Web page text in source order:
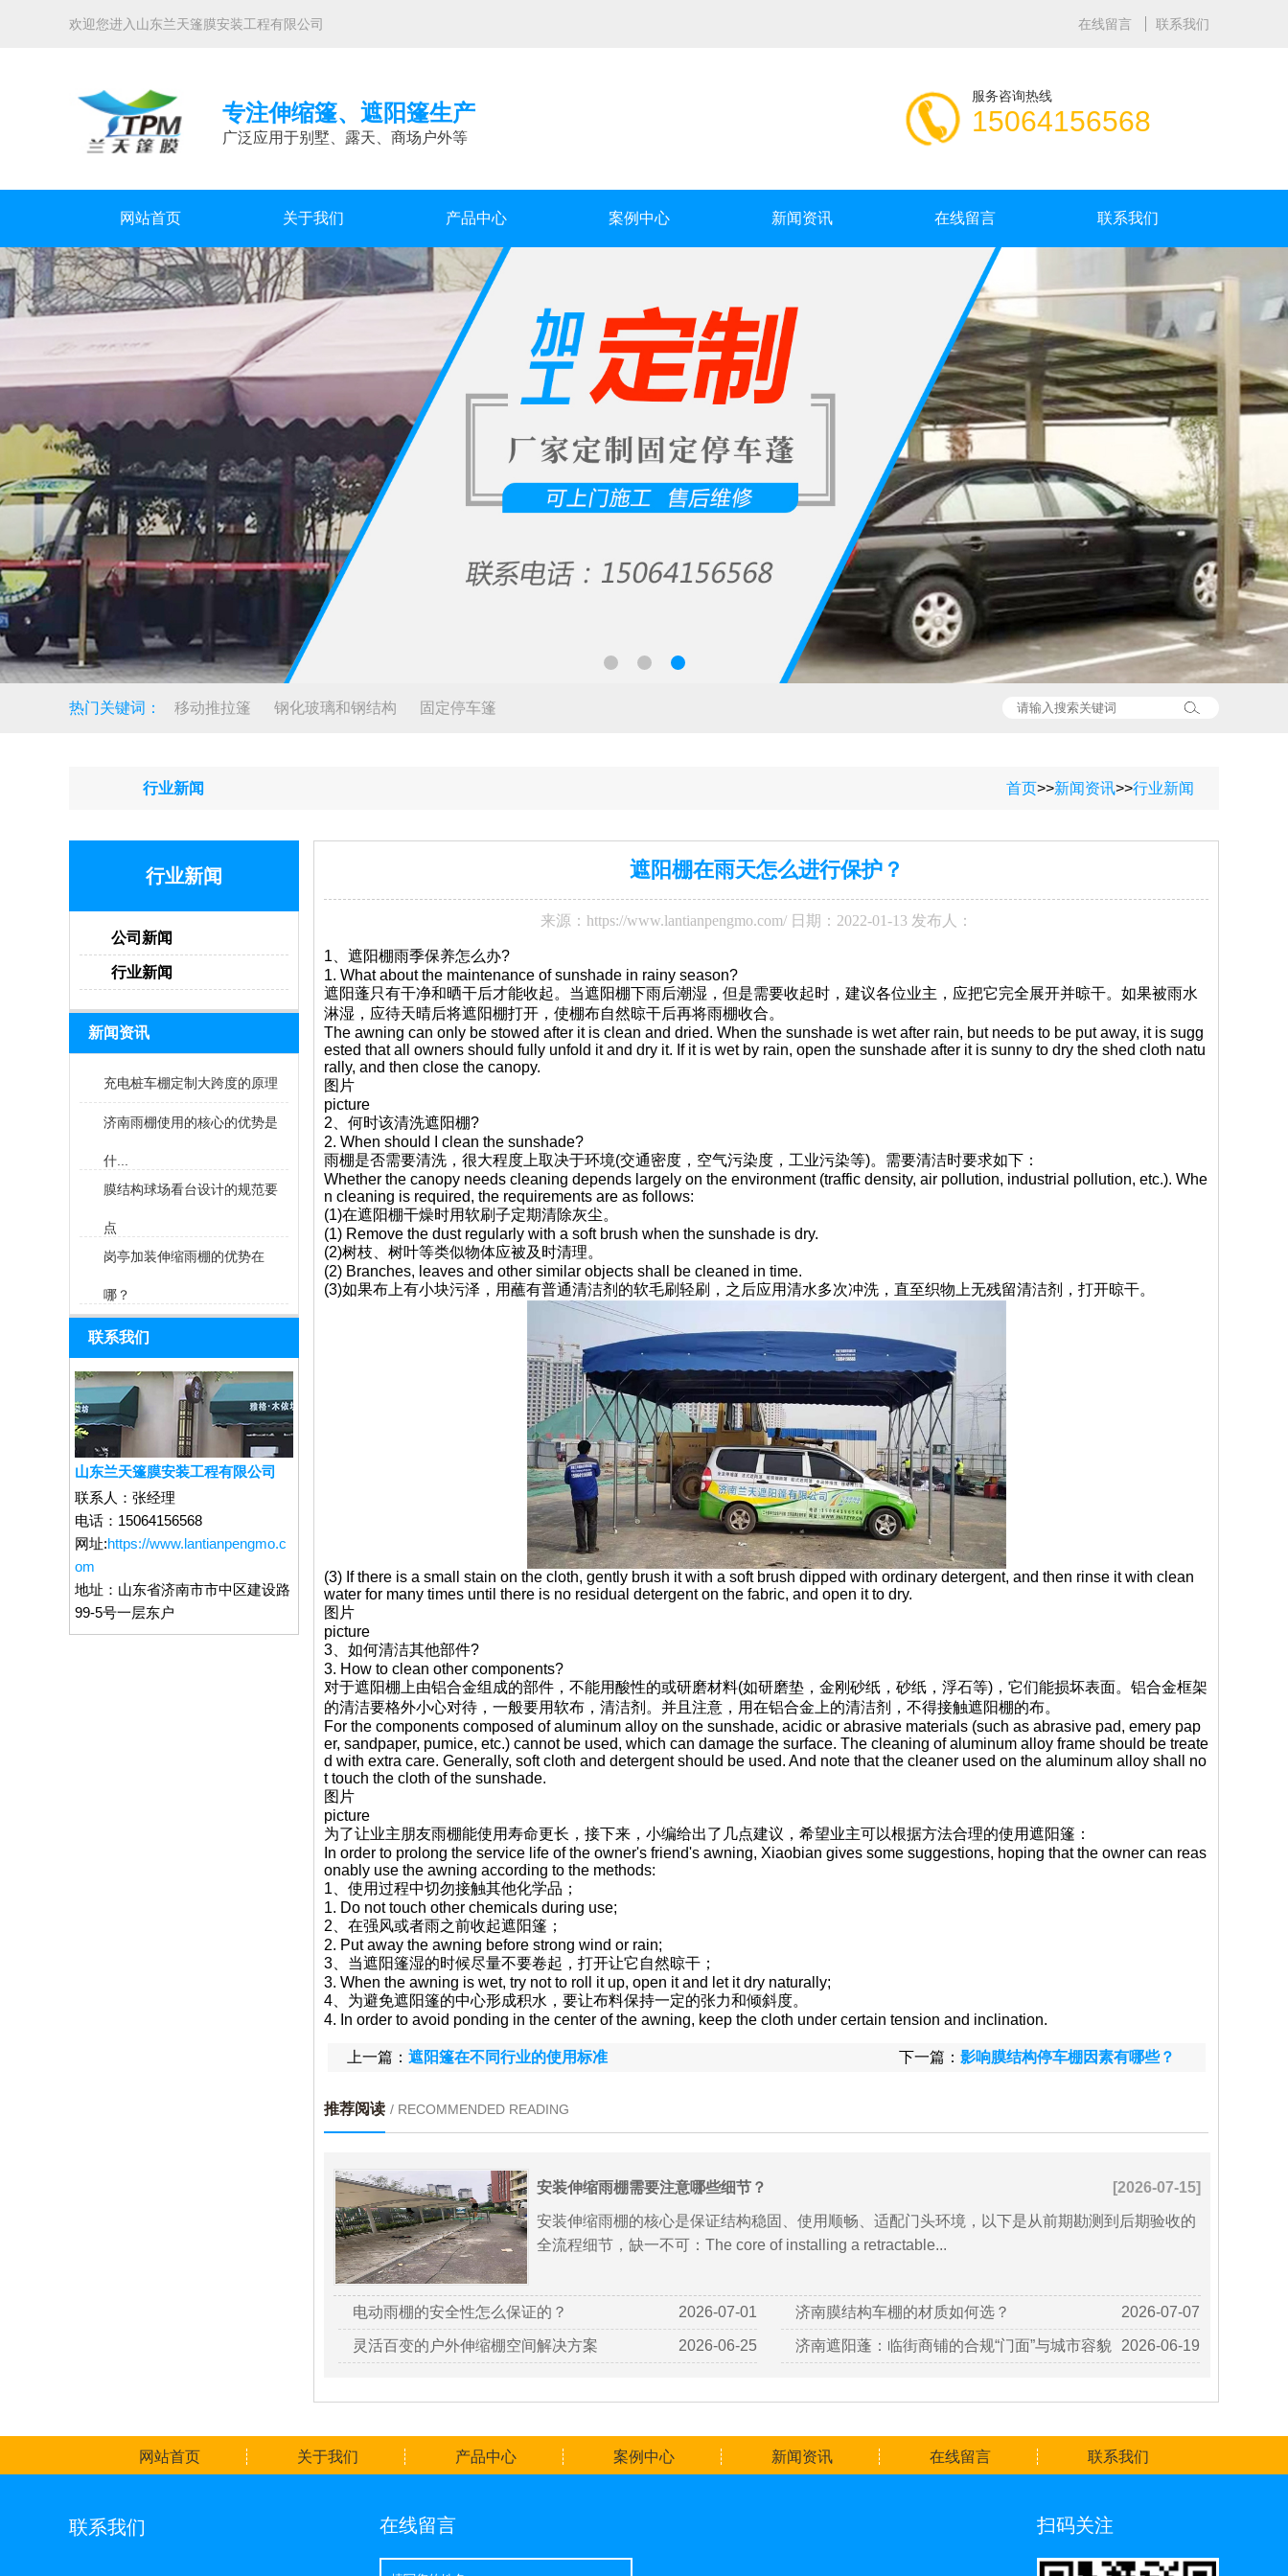
欢迎您进入山东兰天篷膜安装工程有限公司 在线留言 联系我们
专注伸缩篷、遮阳篷生产
广泛应用于别墅、露天、商场户外等
服务咨询热线
15064156568
网站首页 关于我们 产品中心 案例中心 新闻资讯 在线留言 联系我们
热门关键词： 移动推拉篷 钢化玻璃和钢结构 固定停车篷
行业新闻 首页>>新闻资讯>>行业新闻
行业新闻
公司新闻
行业新闻
新闻资讯
充电桩车棚定制大跨度的原理
济南雨棚使用的核心的优势是
什...
膜结构球场看台设计的规范要
点
岗亭加装伸缩雨棚的优势在
哪？
联系我们
山东兰天篷膜安装工程有限公司
联系人： 张经理
电话： 15064156568
网址:https://www.lantianpengmo.c
om
地址： 山东省济南市市中区建设路
99-5号一层东户
遮阳棚在雨天怎么进行保护？
来源： https://www.lantianpengmo.com/ 日期：2022-01-13 发布人：
1、遮阳棚雨季保养怎么办?
1. What about the maintenance of sunshade in rainy season?
遮阳蓬只有干净和晒干后才能收起。当遮阳棚下雨后潮湿，但是需要收起时，建议各位业主，应把它完全展开并晾干。如果被雨水
淋湿，应待天晴后将遮阳棚打开，使棚布自然晾干后再将雨棚收合。
The awning can only be stowed after it is clean and dried. When the sunshade is wet after rain, but needs to be put away, it is sugg
ested that all owners should fully unfold it and dry it. If it is wet by rain, open the sunshade after it is sunny to dry the shed cloth natu
rally, and then close the canopy.
图片
picture
2、何时该清洗遮阳棚?
2. When should I clean the sunshade?
雨棚是否需要清洗，很大程度上取决于环境(交通密度，空气污染度，工业污染等)。需要清洁时要求如下：
Whether the canopy needs cleaning depends largely on the environment (traffic density, air pollution, industrial pollution, etc.). Whe
n cleaning is required, the requirements are as follows:
(1)在遮阳棚干燥时用软刷子定期清除灰尘。
(1) Remove the dust regularly with a soft brush when the sunshade is dry.
(2)树枝、树叶等类似物体应被及时清理。
(2) Branches, leaves and other similar objects shall be cleaned in time.
(3)如果布上有小块污泽，用蘸有普通清洁剂的软毛刷轻刷，之后应用清水多次冲洗，直至织物上无残留清洁剂，打开晾干。
(3) If there is a small stain on the cloth, gently brush it with a soft brush dipped with ordinary detergent, and then rinse it with clean
water for many times until there is no residual detergent on the fabric, and open it to dry.
图片
picture
3、如何清洁其他部件?
3. How to clean other components?
对于遮阳棚上由铝合金组成的部件，不能用酸性的或研磨材料(如研磨垫，金刚砂纸，砂纸，浮石等)，它们能损坏表面。铝合金框架
的清洁要格外小心对待，一般要用软布，清洁剂。并且注意，用在铝合金上的清洁剂，不得接触遮阳棚的布。
For the components composed of aluminum alloy on the sunshade, acidic or abrasive materials (such as abrasive pad, emery pap
er, sandpaper, pumice, etc.) cannot be used, which can damage the surface. The cleaning of aluminum alloy frame should be treate
d with extra care. Generally, soft cloth and detergent should be used. And note that the cleaner used on the aluminum alloy shall no
t touch the cloth of the sunshade.
图片
picture
为了让业主朋友雨棚能使用寿命更长，接下来，小编给出了几点建议，希望业主可以根据方法合理的使用遮阳篷：
In order to prolong the service life of the owner's friend's awning, Xiaobian gives some suggestions, hoping that the owner can reas
onably use the awning according to the methods:
1、使用过程中切勿接触其他化学品；
1. Do not touch other chemicals during use;
2、在强风或者雨之前收起遮阳篷；
2. Put away the awning before strong wind or rain;
3、当遮阳篷湿的时候尽量不要卷起，打开让它自然晾干；
3. When the awning is wet, try not to roll it up, open it and let it dry naturally;
4、为避免遮阳篷的中心形成积水，要让布料保持一定的张力和倾斜度。
4. In order to avoid ponding in the center of the awning, keep the cloth under certain tension and inclination.
下一篇： 影响膜结构停车棚因素有哪些？
上一篇： 遮阳篷在不同行业的使用标准
推荐阅读 / RECOMMENDED READING
安装伸缩雨棚需要注意哪些细节？ [2026-07-15]
安装伸缩雨棚的核心是保证结构稳固、使用顺畅、适配门头环境，以下是从前期勘测到后期验收的
全流程细节，缺一不可：The core of installing a retractable...
电动雨棚的安全性怎么保证的？ 2026-07-01 济南膜结构车棚的材质如何选？ 2026-07-07
灵活百变的户外伸缩棚空间解决方案 2026-06-25 济南遮阳蓬：临街商铺的合规“门面”与城市容貌 2026-06-19
网站首页 关于我们 产品中心 案例中心 新闻资讯 在线留言 联系我们
联系我们 在线留言 扫码关注